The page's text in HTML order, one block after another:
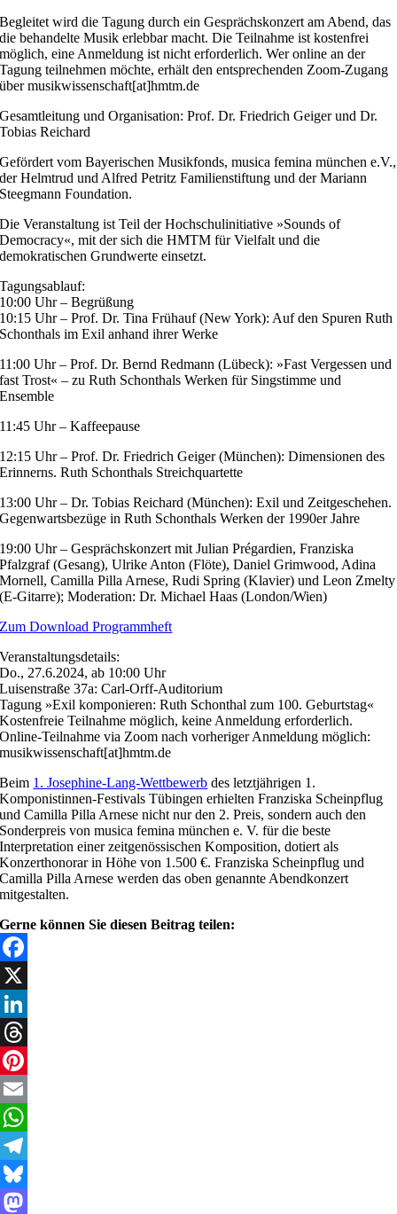
Begleitet wird die Tagung durch ein Gesprächskonzert am Abend, das
die behandelte Musik erlebbar macht. Die Teilnahme ist kostenfrei
möglich, eine Anmeldung ist nicht erforderlich. Wer online an der
Tagung teilnehmen möchte, erhält den entsprechenden Zoom-Zugang
über musikwissenschaft[at]hmtm.de
Gesamtleitung und Organisation: Prof. Dr. Friedrich Geiger und Dr.
Tobias Reichard
Gefördert vom Bayerischen Musikfonds, musica femina münchen e.V.,
der Helmtrud und Alfred Petritz Familienstiftung und der Mariann
Steegmann Foundation.
Die Veranstaltung ist Teil der Hochschulinitiative »Sounds of
Democracy«, mit der sich die HMTM für Vielfalt und die
demokratischen Grundwerte einsetzt.
Tagungsablauf:
10:00 Uhr – Begrüßung
10:15 Uhr – Prof. Dr. Tina Frühauf (New York): Auf den Spuren Ruth
Schonthals im Exil anhand ihrer Werke
11:00 Uhr – Prof. Dr. Bernd Redmann (Lübeck): »Fast Vergessen und
fast Trost« – zu Ruth Schonthals Werken für Singstimme und
Ensemble
11:45 Uhr – Kaffeepause
12:15 Uhr – Prof. Dr. Friedrich Geiger (München): Dimensionen des
Erinnerns. Ruth Schonthals Streichquartette
13:00 Uhr – Dr. Tobias Reichard (München): Exil und Zeitgeschehen.
Gegenwartsbezüge in Ruth Schonthals Werken der 1990er Jahre
19:00 Uhr – Gesprächskonzert mit Julian Prégardien, Franziska
Pfalzgraf (Gesang), Ulrike Anton (Flöte), Daniel Grimwood, Adina
Mornell, Camilla Pilla Arnese, Rudi Spring (Klavier) und Leon Zmelty
(E-Gitarre); Moderation: Dr. Michael Haas (London/Wien)
Zum Download Programmheft
Veranstaltungsdetails:
Do., 27.6.2024, ab 10:00 Uhr
Luisenstraße 37a: Carl-Orff-Auditorium
Tagung »Exil komponieren: Ruth Schonthal zum 100. Geburtstag«
Kostenfreie Teilnahme möglich, keine Anmeldung erforderlich.
Online-Teilnahme via Zoom nach vorheriger Anmeldung möglich:
musikwissenschaft[at]hmtm.de
Beim 1. Josephine-Lang-Wettbewerb des letztjährigen 1.
Komponistinnen-Festivals Tübingen erhielten Franziska Scheinpflug
und Camilla Pilla Arnese nicht nur den 2. Preis, sondern auch den
Sonderpreis von musica femina münchen e. V. für die beste
Interpretation einer zeitgenössischen Komposition, dotiert als
Konzerthonorar in Höhe von 1.500 €. Franziska Scheinpflug und
Camilla Pilla Arnese werden das oben genannte Abendkonzert
mitgestalten.
Gerne können Sie diesen Beitrag teilen:
Facebook
X
LinkedIn
Threads
Pinterest
Email
WhatsApp
Telegram
Bluesky